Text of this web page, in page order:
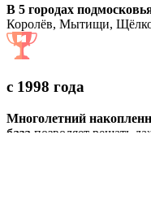
В 5 городах
Королёв, Мытищи,
с 1998 года
Многолетний
база позволяет решать